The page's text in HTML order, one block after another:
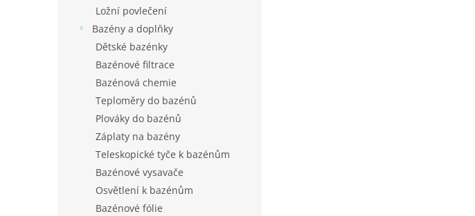
Ložní povlečení
Bazény a doplňky
Dětské bazénky
Bazénové filtrace
Bazénová chemie
Teploměry do bazénů
Plováky do bazénů
Záplaty na bazény
Teleskopické tyče k bazénům
Bazénové vysavače
Osvětlení k bazénům
Bazénové fólie